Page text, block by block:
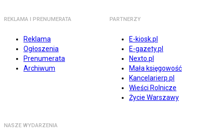
REKLAMA I PRENUMERATA
Reklama
Ogłoszenia
Prenumerata
Archiwum
PARTNERZY
E-kiosk.pl
E-gazety.pl
Nexto.pl
Mała księgowość
Kancelarierp.pl
Wieści Rolnicze
Życie Warszawy
NASZE WYDARZENIA